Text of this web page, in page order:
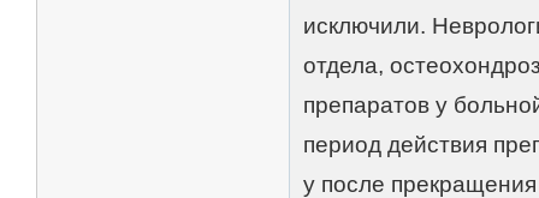
исключили.
отдела,
препаратов у
период действия
у после